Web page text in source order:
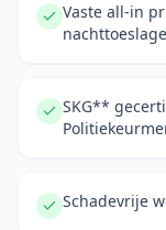
Vaste all-in
SKG**
Schadevrije